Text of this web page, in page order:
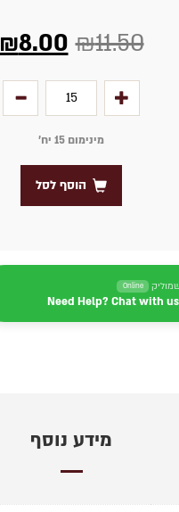
₪11.50
₪8.00
מינימום 15 יח׳
הוסף לסל
Online
Need Help? Chat with us
מידע נוסף